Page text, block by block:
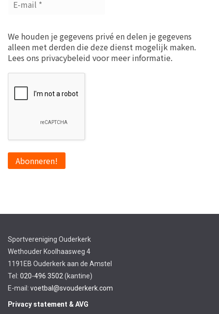
We houden je gegevens privé en delen je gegevens
alleen met derden die deze dienst mogelijk maken.
Lees ons privacybeleid voor meer informatie.
Sportvereniging Ouderkerk
Wethouder Koolhaasweg 4
1191EB Ouderkerk aan de Amstel
Tel: 020-496 3502 (kantine)
E-mail: voetbal@svouderkerk.com
Privacy statement & AVG